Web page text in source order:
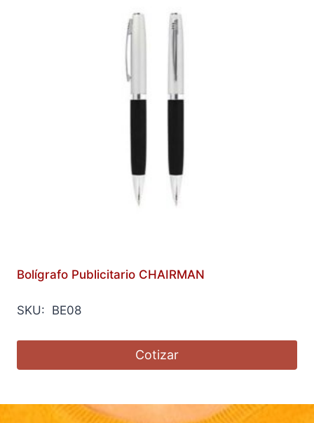
Bolígrafo Publicitario CHAIRMAN
SKU: BE08
Cotizar